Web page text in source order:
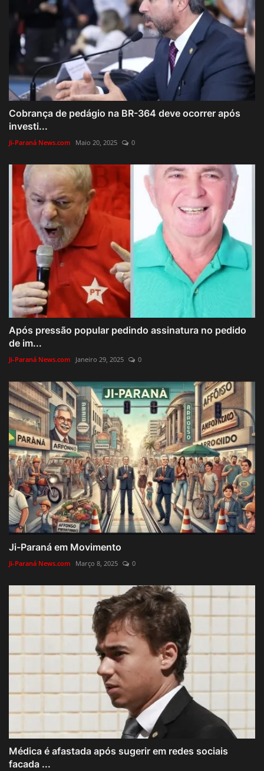
Cobrança de pedágio na BR-364 deve ocorrer após
investi...
Ji-Paraná News.com Maio 20, 2025 0
Após pressão popular pedindo assinatura no pedido
de im...
Ji-Paraná News.com Janeiro 29, 2025 0
Ji-Paraná em Movimento
Ji-Paraná News.com Março 8, 2025 0
Médica é afastada após sugerir em redes sociais
facada ...